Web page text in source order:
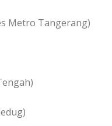
Metro Tangerang)